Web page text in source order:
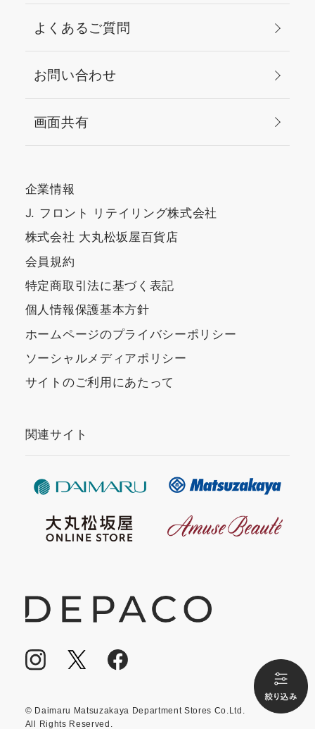
よくあるご質問
お問い合わせ
画面共有
企業情報
J. フロント リテイリング株式会社
株式会社 大丸松坂屋百貨店
会員規約
特定商取引法に基づく表記
個人情報保護基本方針
ホームページのプライバシーポリシー
ソーシャルメディアポリシー
サイトのご利用にあたって
関連サイト
© Daimaru Matsuzakaya Department Stores Co.Ltd.
All Rights Reserved.